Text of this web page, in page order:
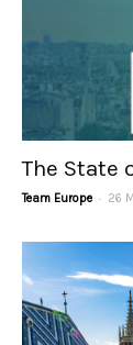
The State
Team Europe - 26